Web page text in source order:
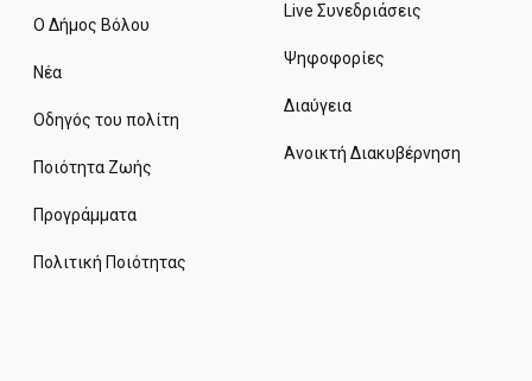
Ο Δήμος Βόλου
Νέα
Οδηγός του πολίτη
Ποιότητα Ζωής
Προγράμματα
Πολιτική Ποιότητας
Live Συνεδριάσεις
Ψηφοφορίες
Διαύγεια
Ανοικτή Διακυβέρνηση